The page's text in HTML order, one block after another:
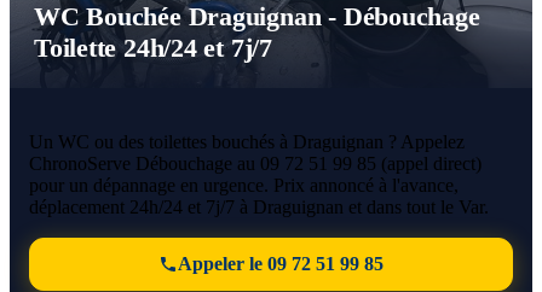
WC Bouchée Draguignan - Débouchage
Toilette 24h/24 et 7j/7
Un WC ou des toilettes bouchés à Draguignan ? Appelez
ChronoServe Débouchage au 09 72 51 99 85 (appel direct)
pour un dépannage en urgence. Prix annoncé à l'avance,
déplacement 24h/24 et 7j/7 à Draguignan et dans tout le Var.
Appeler le 09 72 51 99 85